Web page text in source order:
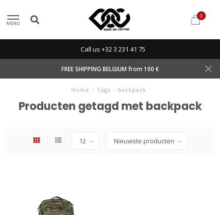
MENU
0
Call us +32 3 231 41 75
FREE SHIPPING BELGIUM from 100 €
Home / Tags / backpack
Producten getagd met backpack